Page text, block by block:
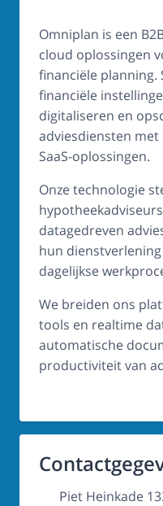
Omniplan is een
cloud oplossingen
financiële planning.
financiële
digitaliseren en
adviesdiensten
SaaS-oplossingen.
Onze technologie
datagedreven
hun
dagelijkse
We breiden ons
tools en realtime
automatische
productiviteit van
Piet Heinkade